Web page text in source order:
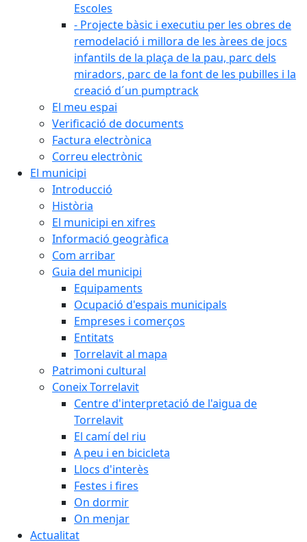
Escoles
- Projecte bàsic i executiu per les obres de
remodelació i millora de les àrees de jocs
infantils de la plaça de la pau, parc dels
miradors, parc de la font de les pubilles i la
creació d´un pumptrack
El meu espai
Verificació de documents
Factura electrònica
Correu electrònic
El municipi
Introducció
Història
El municipi en xifres
Informació geogràfica
Com arribar
Guia del municipi
Equipaments
Ocupació d'espais municipals
Empreses i comerços
Entitats
Torrelavit al mapa
Patrimoni cultural
Coneix Torrelavit
Centre d'interpretació de l'aigua de
Torrelavit
El camí del riu
A peu i en bicicleta
Llocs d'interès
Festes i fires
On dormir
On menjar
Actualitat